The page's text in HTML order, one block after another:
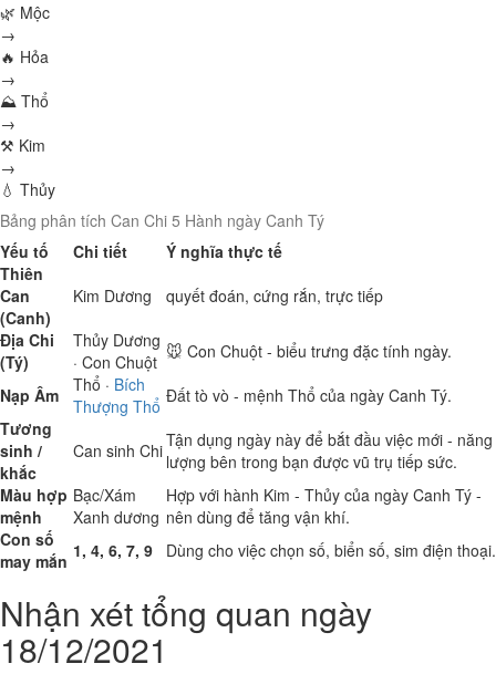
🌿 Mộc
→
🔥 Hỏa
→
⛰ Thổ
→
⚒ Kim
→
💧 Thủy
Bảng phân tích Can Chi 5 Hành ngày Canh Tý
Yếu tố
Chi tiết
Ý nghĩa thực tế
Thiên
Can
(Canh)
Kim Dương
quyết đoán, cứng rắn, trực tiếp
Địa Chi
(Tý)
Thủy Dương
· Con Chuột 🐭 Con Chuột - biểu trưng đặc tính ngày.
Nạp Âm
Thổ · Bích
Thượng Thổ Đất tò vò - mệnh Thổ của ngày Canh Tý.
Tương
sinh /
khắc
Can sinh ChiTận dụng ngày này để bắt đầu việc mới - năng
lượng bên trong bạn được vũ trụ tiếp sức.
Màu hợp
mệnh
Bạc/Xám
Xanh dương
Hợp với hành Kim - Thủy của ngày Canh Tý -
nên dùng để tăng vận khí.
Con số
may mắn 1, 4, 6, 7, 9 Dùng cho việc chọn số, biển số, sim điện thoại.
Nhận xét tổng quan ngày
18/12/2021